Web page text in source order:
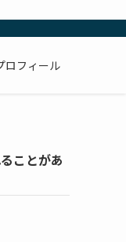
ロフィール
ことがあ